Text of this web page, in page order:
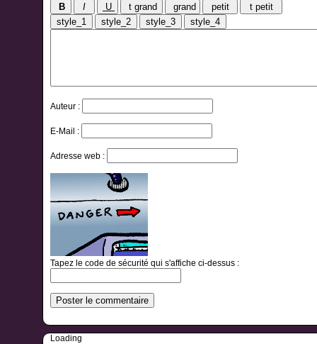
Auteur :
E-Mail :
Adresse web :
Tapez le code de sécurité qui s'affiche ci-dessus :
Loading